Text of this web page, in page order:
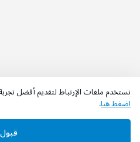
نستخدم ملفات الإرتباط لتقديم أفضل
اضغط هنا.
قبول